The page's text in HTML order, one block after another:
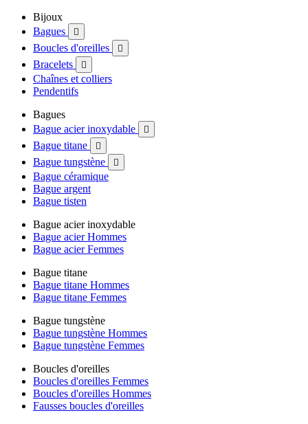
Bijoux
Bagues

Boucles d'oreilles 
Bracelets 
Chaînes et colliers
Pendentifs
Bagues
Bague acier inoxydable

Bague titane 
Bague tungstène 
Bague céramique
Bague argent
Bague tisten
Bague acier inoxydable
Bague acier Hommes
Bague acier Femmes
Bague titane
Bague titane Hommes
Bague titane Femmes
Bague tungstène
Bague tungstène Hommes
Bague tungstène Femmes
Boucles d'oreilles
Boucles d'oreilles Femmes
Boucles d'oreilles Hommes
Fausses boucles d'oreilles